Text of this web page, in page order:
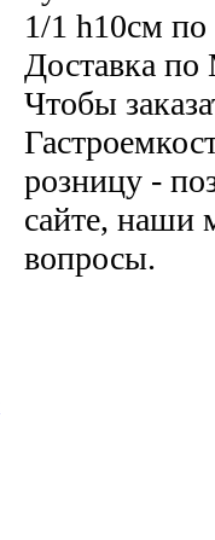
1/1 h10см
Доставка по
Чтобы
розницу -
сайте, наши
вопросы.